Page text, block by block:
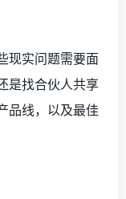
现实问题需要面
是找合伙人共享
品线，以及最佳